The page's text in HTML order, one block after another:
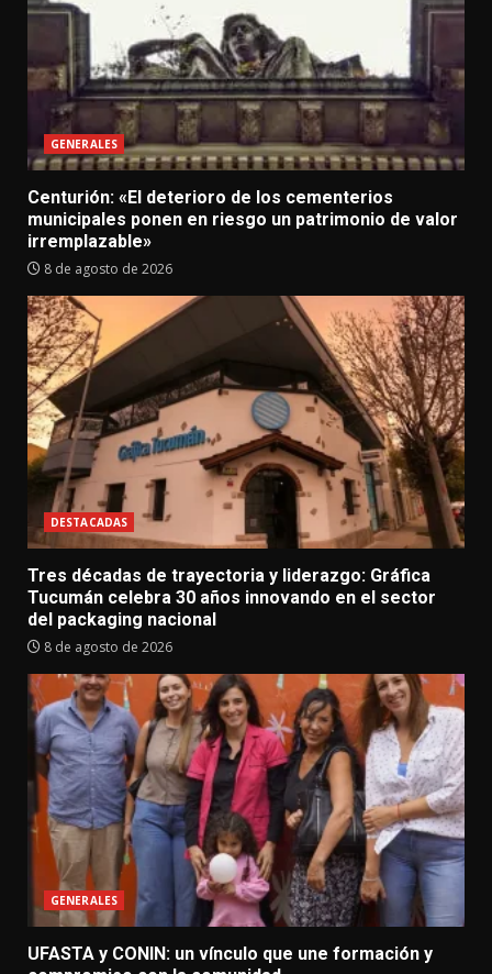
GENERALES
Centurión: «El deterioro de los cementerios
municipales ponen en riesgo un patrimonio de valor
irremplazable»
8 de agosto de 2026
DESTACADAS
Tres décadas de trayectoria y liderazgo: Gráfica
Tucumán celebra 30 años innovando en el sector
del packaging nacional
8 de agosto de 2026
GENERALES
UFASTA y CONIN: un vínculo que une formación y